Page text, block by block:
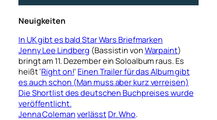
Neuigkeiten
In UK gibt es bald Star Wars Briefmarken
Jenny Lee Lindberg (Bassistin vonWarpaint)
bringt am 11. Dezember ein Soloalbum raus. Es
heißt ‘Right on!’ Einen Trailer für das Album gibt
es auch schon (Man muss aber kurz verreisen)
Die Shortlist des deutschen Buchpreises wurde
veröffentlicht.
Jenna Colemanverlässt Dr. Who.